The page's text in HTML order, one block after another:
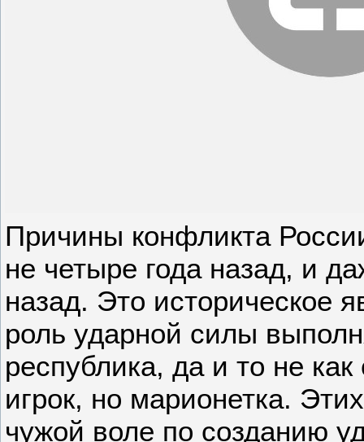
Причины конфликта
не четыре года назад, и
назад. Это историческое
роль ударной силы
республика, да и то не
игрок, но марионетка.
чужой воле по созданию